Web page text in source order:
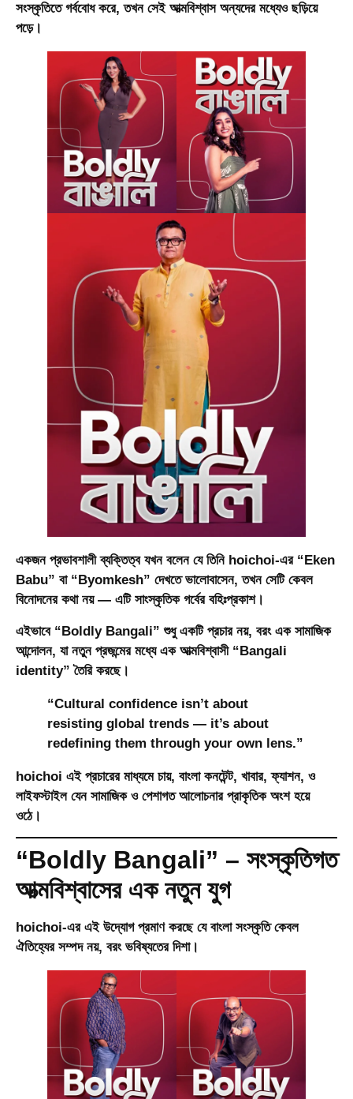
সংস্কৃতিতে গর্ববোধ করে, তখন সেই আত্মবিশ্বাস অন্যদের মধ্যেও ছড়িয়ে
পড়ে।
একজন প্রভাবশালী ব্যক্তিত্ব যখন বলেন যে তিনি hoichoi-এর “ Eken
Babu” বা “ Byomkesh” দেখতে ভালোবাসেন, তখন সেটি কেবল
বিনোদনের কথা নয় — এটি সাংস্কৃতিক গর্বের বহিঃপ্রকাশ।
এইভাবে “Boldly Bangali” শুধু একটি প্রচার নয়, বরং এক সামাজিক
আন্দোলন, যা নতুন প্রজন্মের মধ্যে এক আত্মবিশ্বাসী “Bangali
identity” তৈরি করছে।
“Cultural confidence isn’t about
resisting global trends — it’s about
redefining them through your own lens.”
hoichoi এই প্রচারের মাধ্যমে চায়, বাংলা কনটেন্ট, খাবার, ফ্যাশন, ও
লাইফস্টাইল যেন সামাজিক ও পেশাগত আলোচনার প্রাকৃতিক অংশ হয়ে
ওঠে।
“Boldly Bangali” – সংস্কৃতিগত
আত্মবিশ্বাসের এক নতুন যুগ
hoichoi-এর এই উদ্যোগ প্রমাণ করছে যে বাংলা সংস্কৃতি কেবল
ঐতিহ্যের সম্পদ নয়, বরং ভবিষ্যতের দিশা।